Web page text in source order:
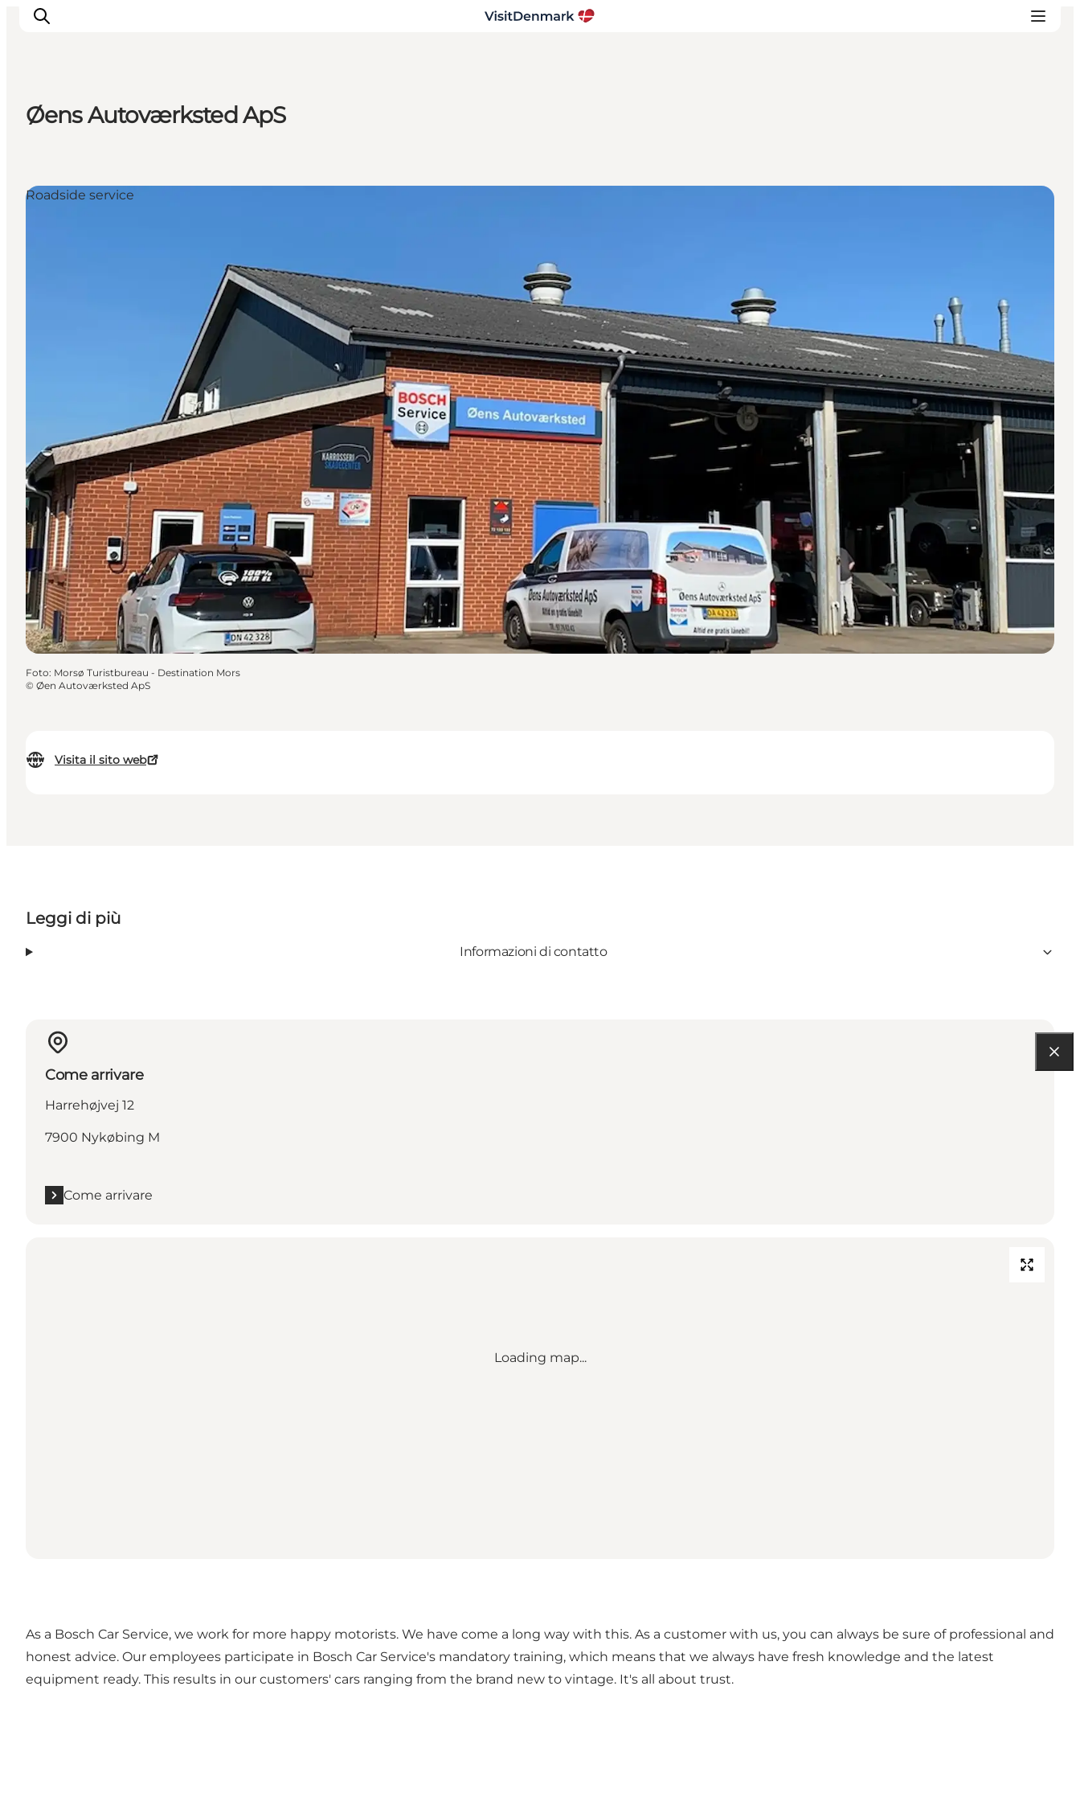
Cosa fare
Dove dormire
Øens Autoværksted ApS
Visita il sito web
Roadside service
Foto: Morsø Turistbureau - Destination Mors
© Øen Autoværksted ApS
Leggi di più
Informazioni di contatto
Come arrivare
Harrehøjvej 12
7900 Nykøbing M
Come arrivare
Loading map...
As a Bosch Car Service, we work for more happy motorists. We have come a long way with this. As a customer with us, you can always be sure of professional and
honest advice. Our employees participate in Bosch Car Service's mandatory training, which means that we always have fresh knowledge and the latest
equipment ready. This results in our customers' cars ranging from the brand new to vintage. It's all about trust.